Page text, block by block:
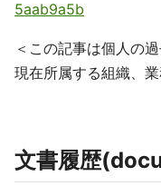
5aab9a5b
＜この記事は個人の
現在所属する組織、
文書履歴